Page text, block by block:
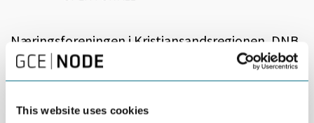
This website uses cookies
Næringsforeningen i Kristiansandsregionen, DNB,
07 Media, Deloitte, Kvadraturforeningen,
Hodejeger Åstveit og Fædrelandsvennen inviterer